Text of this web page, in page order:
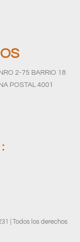
2-75 BARRIO 18
POSTAL 4001
| Todos los derechos